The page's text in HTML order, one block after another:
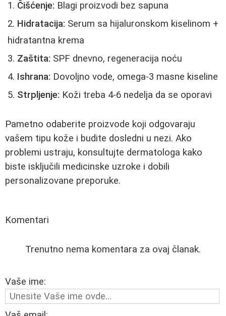
Čišćenje: Blagi proizvodi bez sapuna
Hidratacija: Serum sa hijaluronskom kiselinom +
hidratantna krema
Zaštita: SPF dnevno, regeneracija noću
Ishrana: Dovoljno vode, omega-3 masne kiseline
Strpljenje: Koži treba 4-6 nedelja da se oporavi
Pametno odaberite proizvode koji odgovaraju
vašem tipu kože i budite dosledni u nezi. Ako
problemi ustraju, konsultujte dermatologa kako
biste isključili medicinske uzroke i dobili
personalizovane preporuke.
Komentari
Trenutno nema komentara za ovaj članak.
Vaše ime: